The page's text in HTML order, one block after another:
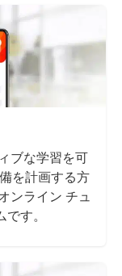
ブな学習を可
を計画する方
ンライン チュ
す。